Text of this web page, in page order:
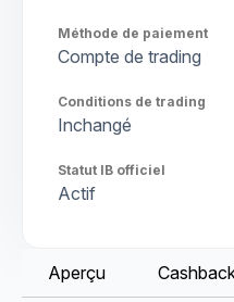
Méthode de paiement
Compte de trading
Conditions de trading
Inchangé
Statut IB officiel
Actif
Aperçu